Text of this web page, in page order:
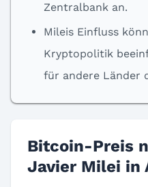
Zentralbank an.
Mileis Einfluss
Kryptopolitik
für andere Länder
Bitcoin-Preis
Javier Milei in